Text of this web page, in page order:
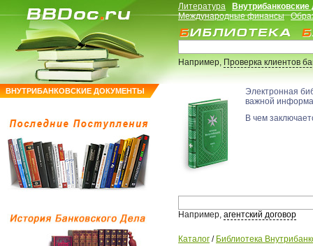
ВНУТРИБАНКОВСКИЕ ДОКУМЕНТЫ
Литература
Международные финансы
Например,Проверка клиентов
Электронная
важной
В чем
Например, агентский договор
Каталог / Библиотека